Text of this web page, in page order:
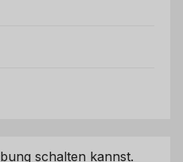
schalten kannst.